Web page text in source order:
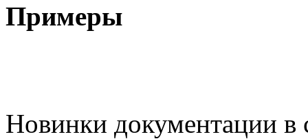
Примеры
Новинки документации в